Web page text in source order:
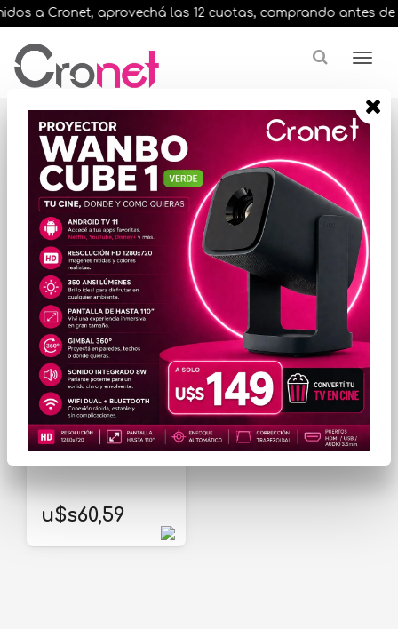
a Cronet, aprovechá las 12 cuotas, comprando antes de
Resultados para "bambu lab p1s"
¿Buscas una marca en especial?
ORDENAR POR PRECIO
EN STOCK
Cama PEI con Textura
Dorada para Bambu
Lab X1, P1 y A1
u$s60,59